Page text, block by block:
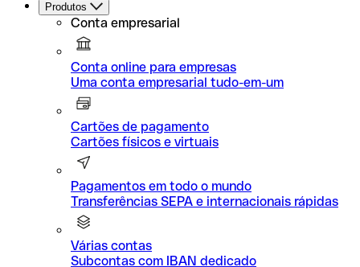
Produtos
Conta empresarial
Conta online para empresas
Uma conta empresarial tudo-em-um
Cartões de pagamento
Cartões físicos e virtuais
Pagamentos em todo o mundo
Transferências SEPA e internacionais rápidas
Várias contas
Subcontas com IBAN dedicado